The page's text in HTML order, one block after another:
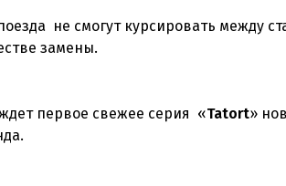
не смогут курсировать между
замены.
ждет первое свежее серия «Tatort»